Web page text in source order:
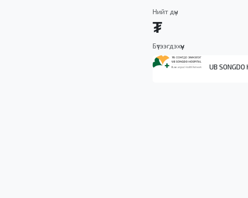
Нийт дүн
₮
Бүтээгдэхүүн
UB SONGDO